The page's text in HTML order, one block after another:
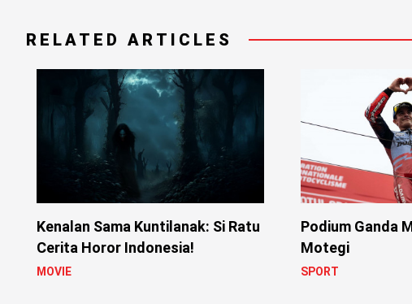
RELATED ARTICLES
Kenalan Sama Kuntilanak: Si Ratu
Cerita Horor Indonesia!
MOVIE
Podium Ganda
Motegi
SPORT